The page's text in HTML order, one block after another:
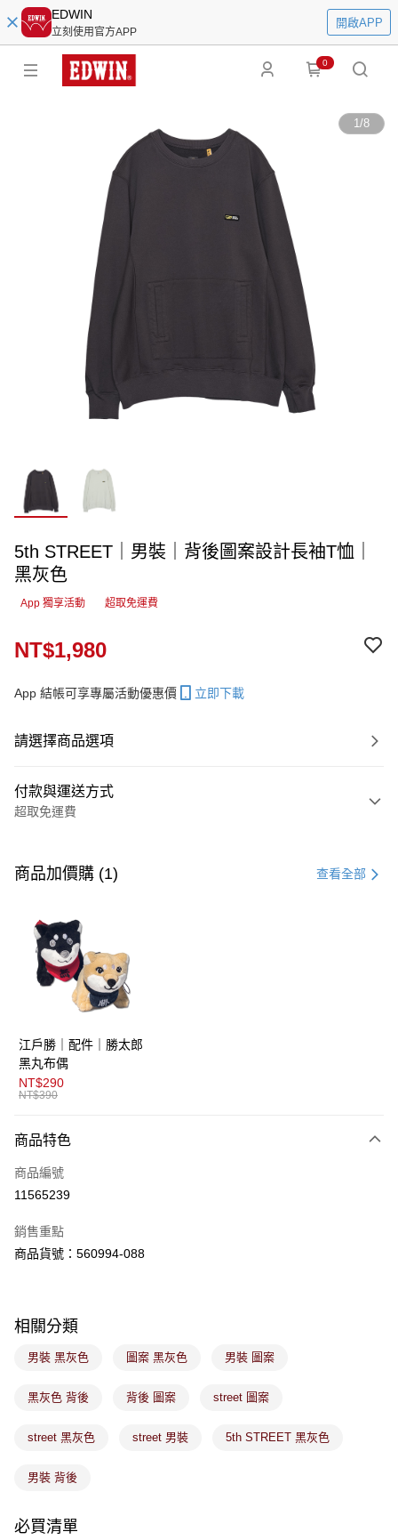
EDWIN
立刻使用官方APP
開啟APP
0
1/8
5th STREET｜男裝｜背後圖案設計長袖T恤｜
黑灰色
App 獨享活動 超取免運費
NT$1,980
App 結帳可享專屬活動優惠價 立即下載
請選擇商品選項
付款與運送方式
超取免運費
信用卡一次付款
LINE Pay
AFTEE先享後付
【關於「AFTEE先享後付」】
便利好安心！
１．簡單：不需註冊會員、不需綁卡、不需儲值。
２．便利：只要手機號碼，簡訊認證，即可結帳。
３．安心：先確認商品／服務後，再付款。
１．於結帳方式選擇「AFTEE先享後付」後，將跳轉至「AFTEE先享後付」
２．訂單成立數日內，您將收到繳費通知簡訊。
３．收到繳費通知簡訊後14天內，點擊此簡訊中的連結，可透過四大超商／
購買商品的店家。未經商家同意取消之訂單仍視為有效，需透過AFTEE先享
後付繳納相關費用。
【注意事項】
易，需依本服務之必要範圍內提供個人資料，並將交易相關給付款項請求債
２．關於個人資料處理事宜，請瀏覽以下網址：
「AFTEE先享後付」，若未經同意申辦者引起之損失，本公司不負相關責
４．使用「AFTEE先享後付」時，將依據個別帳號之用戶狀況，依本公司即
５．嚴禁一人註冊多個帳號或使用他人資訊註冊。若發現惡意使用之情形，
運送方式
全家取貨付款
免運費
免運費
7-11取貨付款
免運費
免運費
宅配
免運費
商品加價購 (1) 查看全部
江戶勝｜配件｜勝太郎
黑丸布偶
NT$290
NT$390
商品特色
商品編號
11565239
銷售重點
商品貨號：560994-088
相關分類
男裝 黑灰色 圖案 黑灰色 男裝 圖案
黑灰色 背後 背後 圖案 street 圖案
street 黑灰色 street 男裝 5th STREET 黑灰色
男裝 背後
必買清單